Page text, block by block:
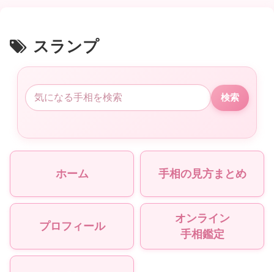
スランプ
検索
ホーム 手相の見方まとめ
プロフィール
オンライン
手相鑑定